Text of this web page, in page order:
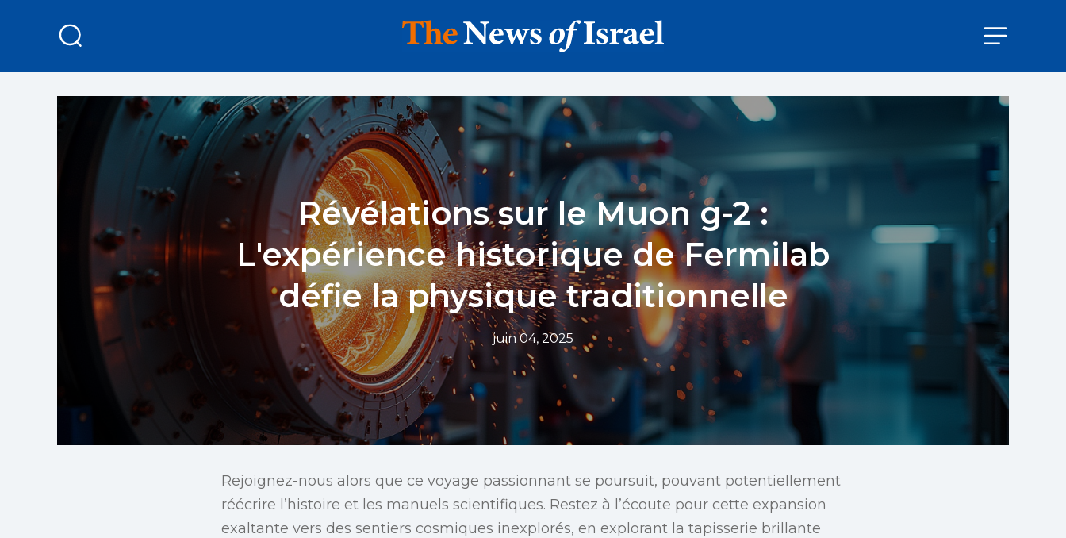
Révélations sur le Muon g-2 :
L'expérience historique de Fermilab
défie la physique traditionnelle
juin 04, 2025
Rejoignez-nous alors que ce voyage passionnant se poursuit, pouvant potentiellement
réécrire l’histoire et les manuels scientifiques. Restez à l’écoute pour cette expansion
exaltante vers des sentiers cosmiques inexplorés, en explorant la tapisserie brillante